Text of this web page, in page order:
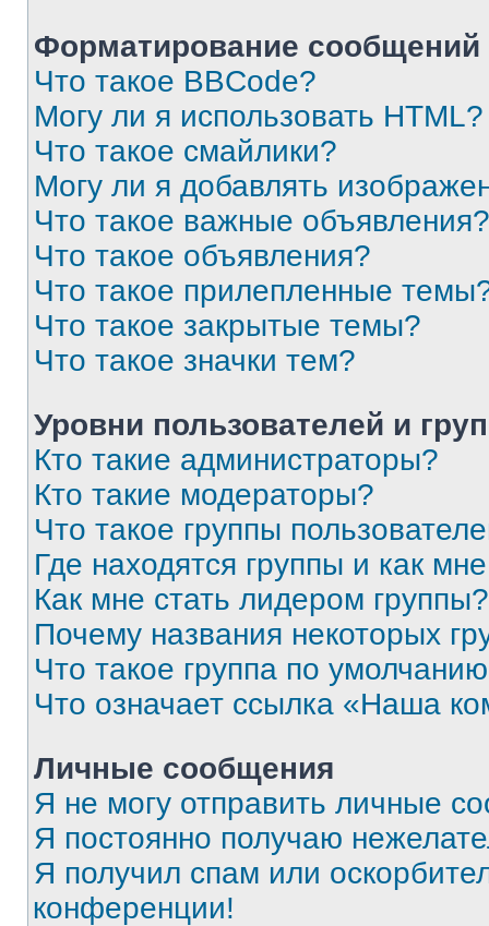
Форматирование
Что такое BBCode?
Могу ли я использовать HTML?
Что такое смайлики?
Могу ли я добавлять
Что такое важные объявления?
Что такое объявления?
Что такое прилепленные
Что такое закрытые темы?
Что такое значки тем?
Уровни пользователей и
Кто такие администраторы?
Кто такие модераторы?
Что такое группы
Где находятся группы и как
Как мне стать лидером группы?
Почему названия некоторых
Что такое группа по
Что означает ссылка «Наша
Личные сообщения
Я не могу отправить личные
Я постоянно получаю
Я получил спам или
конференции!